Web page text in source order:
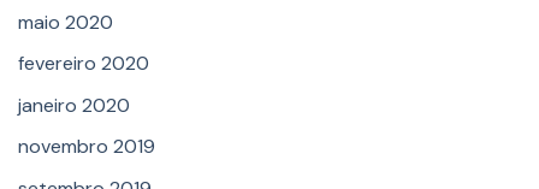
maio 2020
fevereiro 2020
janeiro 2020
novembro 2019